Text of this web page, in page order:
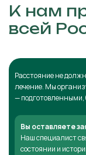
К нам
всей
Расстояние не
лечение. Мы
— подготовленными,
Вы оставляете
Наш специалист
состоянии и